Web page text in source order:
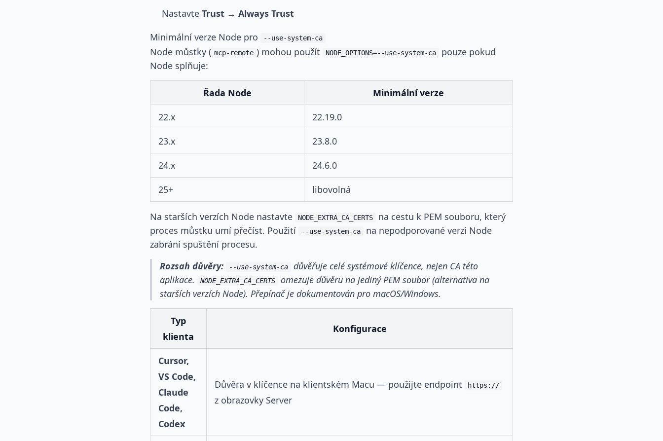
Nastavte Trust → Always Trust
Minimální verze Node pro
--use-system-ca
Node můstky ( mcp-remote ) mohou použít NODE_OPTIONS=--use-system-ca
pouze pokud
Node splňuje:
Řada Node Minimální verze
22.x 22.19.0
23.x 23.8.0
24.x 24.6.0
25+ libovolná
Na starších verzích Node nastavte NODE_EXTRA_CA_CERTS
na cestu k PEM souboru, který
proces můstku umí přečíst. Použití
--use-system-ca
na nepodporované verzi Node
zabrání spuštění procesu.
Rozsah důvěry:
--use-system-ca
důvěřuje celé systémové klíčence, nejen CA této
aplikace.
NODE_EXTRA_CA_CERTS
omezuje důvěru na jediný PEM soubor (alternativa na
starších verzích Node). Přepínač je dokumentován pro macOS/Windows.
Typ
klienta
Konfigurace
Cursor,
VS Code,
Claude
Code,
Codex
Důvěra v klíčence na klientském Macu — použijte endpoint https://
z obrazovky Server